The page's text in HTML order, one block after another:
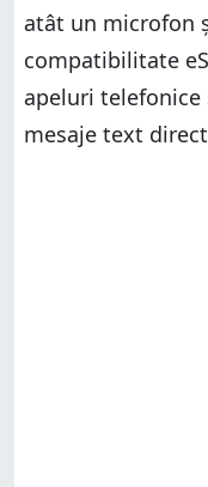
atât un microfon
compatibilitate
apeluri telefonice
mesaje text direct